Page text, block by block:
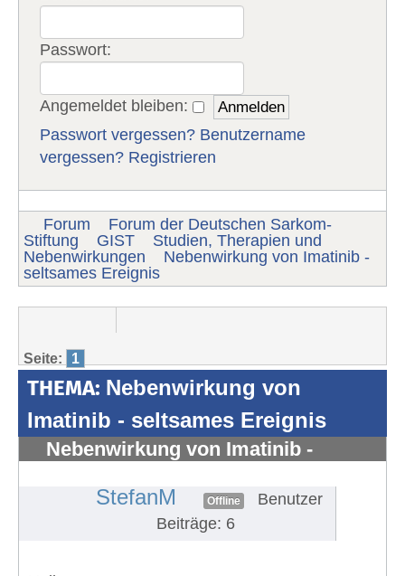
Passwort:
Angemeldet bleiben:
Passwort vergessen? Benutzername
vergessen? Registrieren
Forum
Forum der Deutschen Sarkom-
Stiftung
GIST
Studien, Therapien und
Nebenwirkungen
Nebenwirkung von Imatinib -
seltsames Ereignis
Seite: 1
THEMA: Nebenwirkung von
Imatinib - seltsames Ereignis
Nebenwirkung von Imatinib -
StefanM Offline
Benutzer
Beiträge: 6